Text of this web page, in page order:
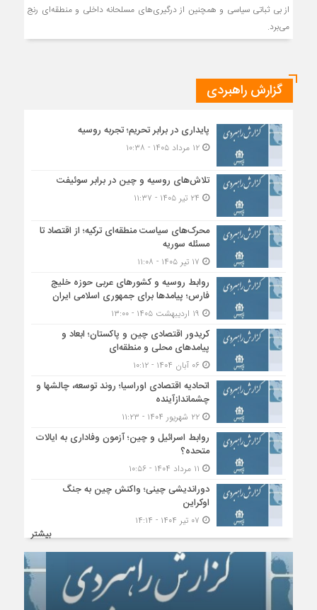
از بی ثباتی سیاسی و همچنین از درگیری‌های مسلحانه داخلی و منطقه‌ای رنج
می‌برد.
گزارش راهبردی
پایداری در برابر تحریم؛ تجربه روسیه
۱۲ مرداد ۱۴۰۵ - ۱۰:۳۸
تلاش‌های روسیه و چین در برابر سوئیفت
محرک‌های سیاست منطقه‌‎ای ترکیه؛ از اقتصاد تا
مسئله سوریه
روابط روسیه و کشورهای عربی حوزه خلیج
فارس؛ پیامدها برای جمهوری اسلامی ایران
کریدور اقتصادی چین و پاکستان؛ ابعاد و
پیامدهای محلی و منطقه‌ای
۰۶ آبان ۱۴۰۴ - ۱۰:۱۲
اتحادیه اقتصادی اوراسیا؛ روند توسعه، چالشها و
چشماندازآینده
۲۲ شهریور ۱۴۰۴ - ۱۱:۲۳
روابط اسرائیل و چین؛ آزمون وفاداری به ایالات
متحده؟
دوراندیشی چینی؛ واکنش چین به جنگ
اوکراین
بیشتر